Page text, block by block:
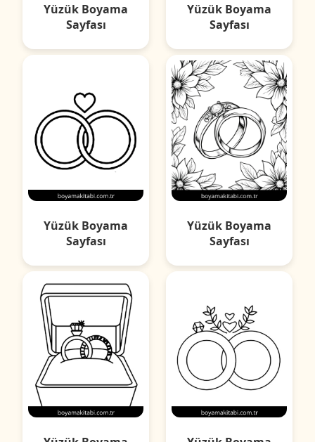
Yüzük Boyama
Sayfası
Yüzük Boyama
Sayfası
Yüzük Boyama
Sayfası
Yüzük Boyama
Sayfası